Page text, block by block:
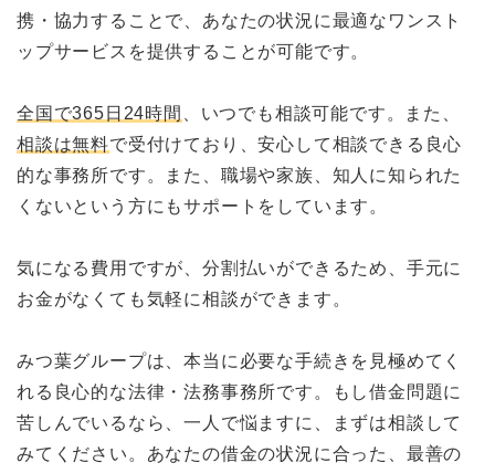
携・協力することで、あなたの状況に最適なワンスト
ップサービスを提供することが可能です。
全国で365日24時間
、いつでも相談可能です。また、
相談は無料で受付けており、安心して相談できる良心
的な事務所です。また、職場や家族、知人に知られた
くないという方にもサポートをしています。
気になる費用ですが、分割払いができるため、手元に
お金がなくても気軽に相談ができます。
みつ葉グループは、本当に必要な手続きを見極めてく
れる良心的な法律・法務事務所です。もし借金問題に
苦しんでいるなら、一人で悩ますに、まずは相談して
みてください。あなたの借金の状況に合った、最善の